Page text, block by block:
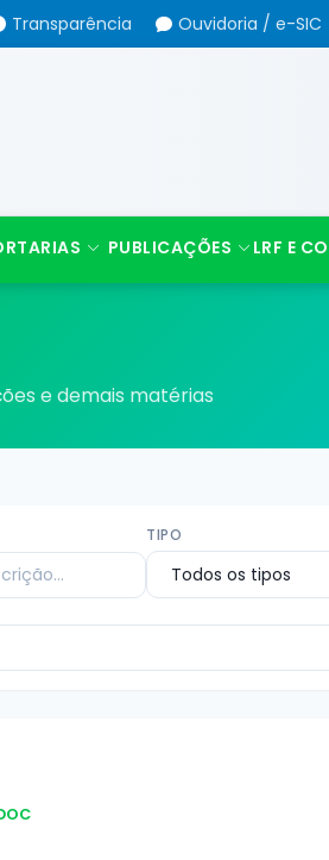
Transparência Ouvidoria / e-SIC
PUBLICAÇÕES LRF E
e demais matérias
TIPO